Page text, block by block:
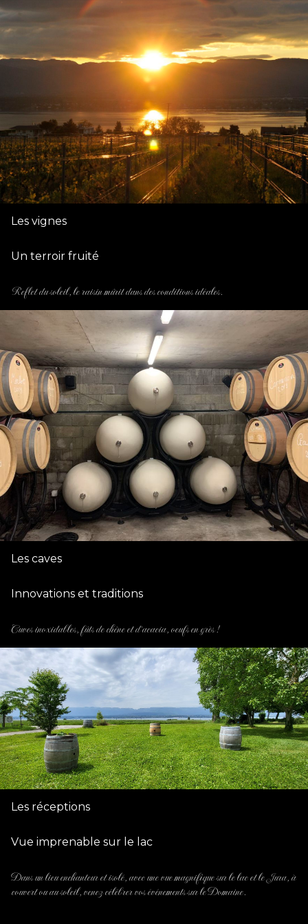
Les vignes
Un terroir fruité
Reflet du soleil, le raisin mûrit dans des conditions idéales.
Les caves
Innovations et traditions
Cuves inoxidables, fûts de chêne et d'acacia, oeufs en grès !
Les réceptions
Vue imprenable sur le lac
Dans un lieu enchanteur et isolé, avec une vue magnifique sur le lac et le Jura, à
couvert ou au soleil, venez célébrer vos événements sur le Domaine.